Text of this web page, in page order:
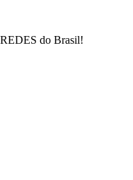
do Brasil!